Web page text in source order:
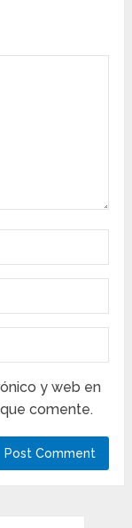
y web en
comente.